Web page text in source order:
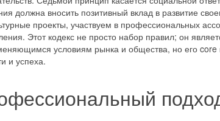
должна вносить позитивный вклад в развитие
проекты, участвуем в профессиональных
Этот кодекс не просто набор правил; он
условиям рынка и общества, но его
и успеха.